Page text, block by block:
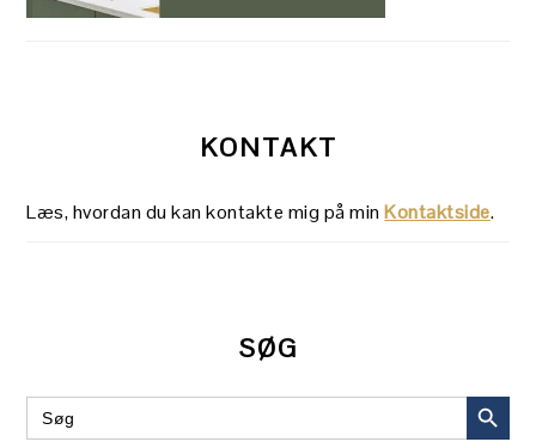
KONTAKT
Læs, hvordan du kan kontakte mig på minKontaktside.
SØG
Search
for:
SEARCH